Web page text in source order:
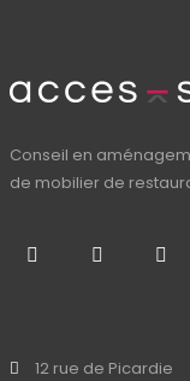
Conseil en
de mobilier de
12 rue de Picardie